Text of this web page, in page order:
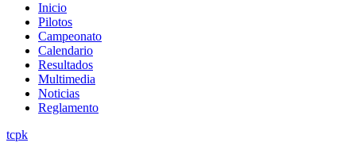
Inicio
Pilotos
Campeonato
Calendario
Resultados
Multimedia
Noticias
Reglamento
tcpk